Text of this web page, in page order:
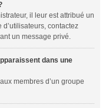
il leur est attribué un
contactez
un message privé.
dans une
membres d’un groupe